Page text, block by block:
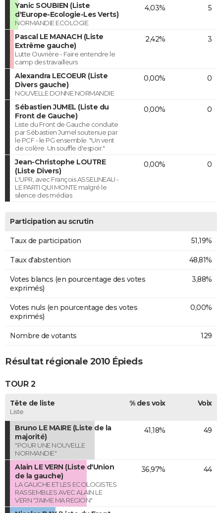
Yanic SOUBIEN (Liste
d'Europe-Ecologie-Les Verts)
NORMANDIE ECOLOGIE
4,03% 5
Pascal LE MANACH (Liste
Extrême gauche)
Lutte Ouvrière - Faire entendre le
camp des travailleurs
2,42% 3
Alexandra LECOEUR (Liste
Divers gauche)
NOUVELLE DONNE NORMANDIE
0,00% 0
Sébastien JUMEL (Liste du
Front de Gauche)
Liste du Front de Gauche conduite
par Sébastien Jumel soutenue par
le PCF - le PG ensemble. "Un vent
de colère. Un souffle d'espoir."
0,00% 0
Jean-Christophe LOUTRE
(Liste Divers)
L'UPR, avec François ASSELINEAU -
LE PARTI QUI MONTE malgré le
silence des médias
0,00% 0
Participation au scrutin
Taux de participation 51,19%
Taux d'abstention 48,81%
Votes blancs (en pourcentage des votes
exprimés)
3,88%
Votes nuls (en pourcentage des votes
exprimés)
0,00%
Nombre de votants 129
Résultat régionale 2010 Épieds
TOUR 2
Tête de liste
Liste
% des voix Voix
Bruno LE MAIRE (Liste de la
majorité)
"POUR UNE NOUVELLE
NORMANDIE"
41,18% 49
Alain LE VERN (Liste d'Union
de la gauche)
LA GAUCHE ET LES ECOLOGISTES
RASSEMBLES AVEC ALAIN LE
VERN "J'AIME MA REGION"
36,97% 44